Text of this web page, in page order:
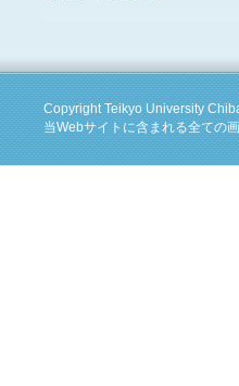
Copyright Teikyo University
当Webサイトに含まれる全ての